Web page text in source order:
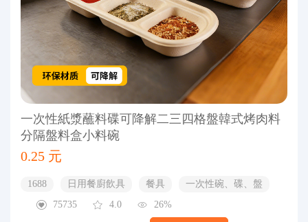
一次性紙漿蘸料碟可降解二三四格盤韓式烤肉料
分隔盤料盒小料碗
0.25 元
1688 日用餐廚飲具 餐具
一次性碗、碟、盤
75735
4.0 26%